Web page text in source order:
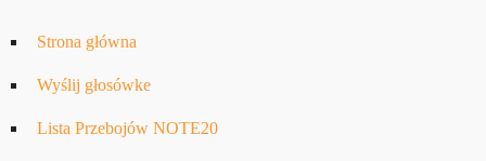
Strona główna
Wyślij głosówke
Lista Przebojów NOTE20